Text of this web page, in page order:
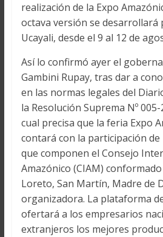
realización de la Expo
octava versión se desarrollará
Ucayali, desde el 9 al 12 de
Así lo confirmó ayer el
Gambini Rupay, tras dar a
en las normas legales del
la Resolución Suprema Nº
cual precisa que la feria Expo
contará con la participación
que componen el Consejo
Amazónico (CIAM)
Loreto, San Martín, Madre de
organizadora. La plataforma
ofertará a los empresarios
extranjeros los mejores